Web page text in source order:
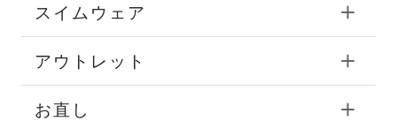
スイムウェア
アウトレット
お直し